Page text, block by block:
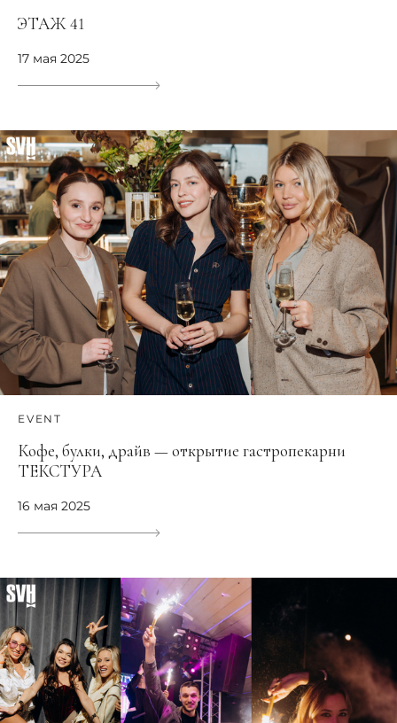
ЭТАЖ 41
17 мая 2025
EVENT
Кофе, булки, драйв — открытие гастропекарни
ТЕКСТУРА
16 мая 2025